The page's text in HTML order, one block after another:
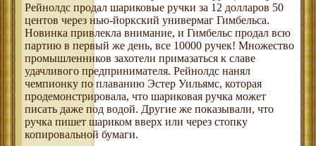
Рейнолдс продал шариковые ручки за 12 долларов 50
центов через нью-йоркский универмаг Гимбельса.
Новинка привлекла внимание, и Гимбельс продал всю
партию в первый же день, все 10000 ручек! Множество
промышленников захотели примазаться к славе
удачливого предпринимателя. Рейнолдс нанял
чемпионку по плаванию Эстер Уильямс, которая
продемонстрировала, что шариковая ручка может
писать даже под водой. Другие же показывали, что
ручка пишет шариком вверх или через стопку
копировальной бумаги.